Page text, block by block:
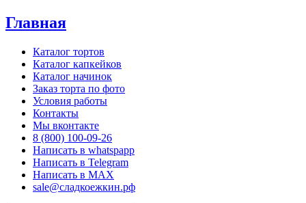
Главная
Каталог тортов
Каталог капкейков
Каталог начинок
Заказ торта по фото
Условия работы
Контакты
Мы вконтакте
8 (800) 100-09-26
Написать в whatspapp
Написать в Telegram
Написать в MAX
sale@сладкоежкин.рф